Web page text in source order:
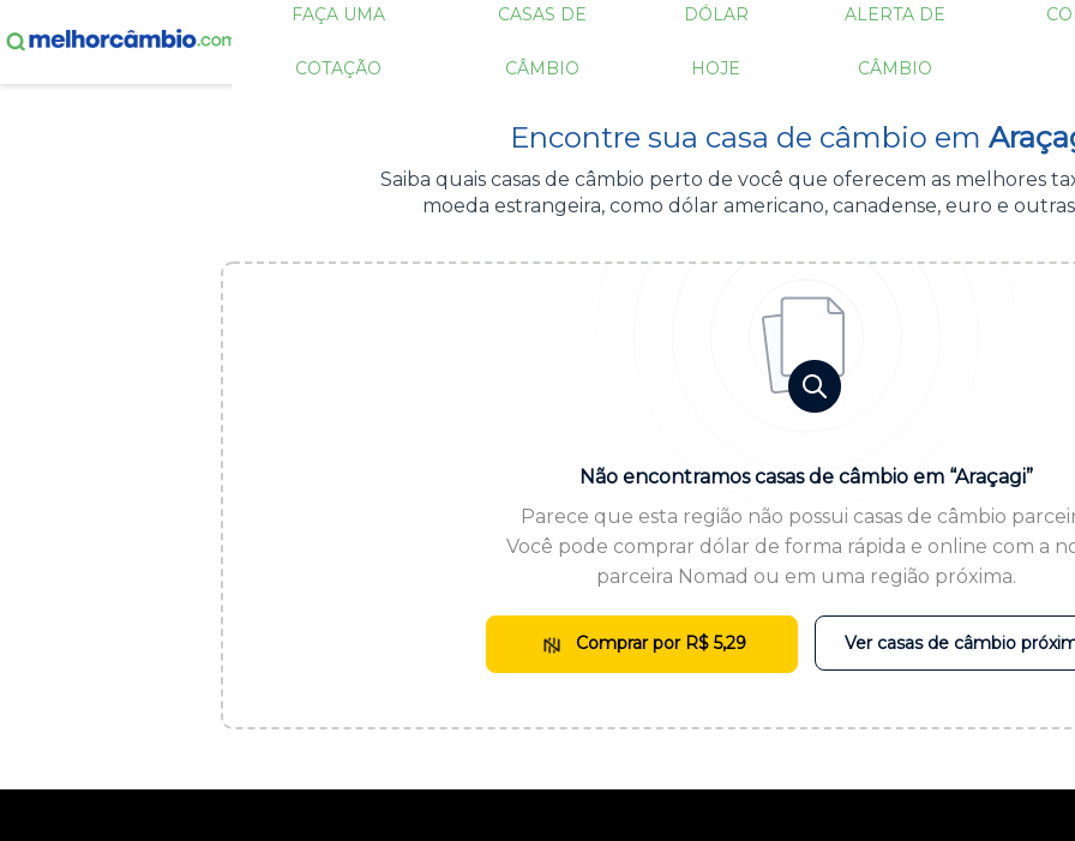
FAÇA UMA
COTAÇÃO
CASAS DE
CÂMBIO
DÓLAR
HOJE
ALERTA DE
CÂMBIO
Encontre sua casa de câmbio em
Saiba quais casas de câmbio perto de você que oferecem as melhores
moeda estrangeira, como dólar americano, canadense, euro e
Não encontramos casas de câmbio em “Araçagi”
Parece que esta região não possui casas de câmbio
Você pode comprar dólar de forma rápida e online com a
parceira Nomad ou em uma região próxima.
Comprar por R$ 5,29 Ver casas de câmbio